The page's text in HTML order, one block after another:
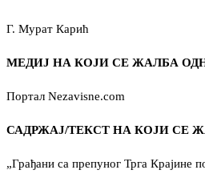
Г. Мурат Карић
МЕДИЈ НА КОЈИ СЕ ЖАЛБА
Портал Nezavisne.com
САДРЖАЈ/ТЕКСТ НА КОЈИ СЕ
„Грађани са препуног Трга Крајине